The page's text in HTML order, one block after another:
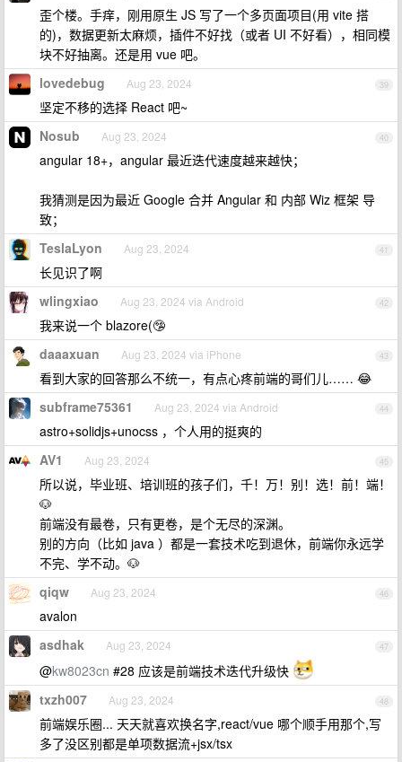
歪个楼。手痒，刚用原生 JS 写了一个多页面项目(用 vite 搭
的)，数据更新太麻烦，插件不好找（或者 UI 不好看），相同模
块不好抽离。还是用 vue 吧。
39
lovedebug Aug 23, 2024
坚定不移的选择 React 吧~
40
Nosub Aug 23, 2024
angular 18+，angular 最近迭代速度越来越快；
我猜测是因为最近 Google 合并 Angular 和 内部 Wiz 框架 导
致；
41
TeslaLyon Aug 23, 2024
长见识了啊
42
wlingxiao Aug 23, 2024 via Android
我来说一个 blazore(🤥
43
daaaxuan Aug 23, 2024 via iPhone
看到大家的回答那么不统一，有点心疼前端的哥们儿…… 😂
44
subframe75361 Aug 23, 2024 via Android
astro+solidjs+unocss ，个人用的挺爽的
45
AV1 Aug 23, 2024
所以说，毕业班、培训班的孩子们，千！万！别！选！前！端！
🐶
前端没有最卷，只有更卷，是个无尽的深渊。
别的方向（比如 java ）都是一套技术吃到退休，前端你永远学
不完、学不动。🐶
46
qiqw Aug 23, 2024
avalon
47
asdhak Aug 23, 2024
@kw8023cn #28 应该是前端技术迭代升级快
48
txzh007 Aug 23, 2024
前端娱乐圈... 天天就喜欢换名字,react/vue 哪个顺手用那个,写
多了没区别都是单项数据流+jsx/tsx